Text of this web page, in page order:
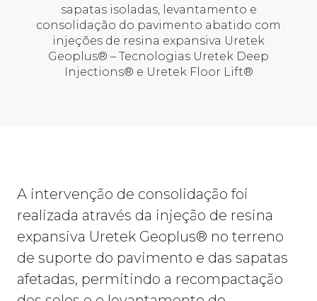
sapatas isoladas, levantamento e
consolidação do pavimento abatido com
injeções de resina expansiva Uretek
Geoplus® – Tecnologias Uretek Deep
Injections® e Uretek Floor Lift®
A intervenção de consolidação foi
realizada através da injeção de resina
expansiva Uretek Geoplus® no terreno
de suporte do pavimento e das sapatas
afetadas, permitindo a recompactação